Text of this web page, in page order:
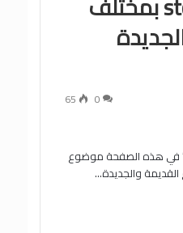
0
65
في هذه الصفحة موضوع